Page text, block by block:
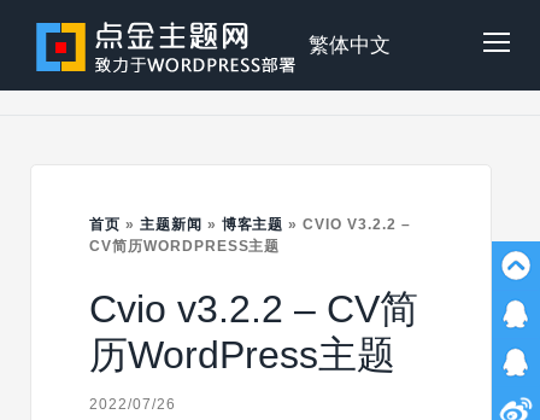
content
点
主
题
繁体中文
首页 » 主题新闻 » 博客主题 »CVIO V3.2.2 –
CV简历WORDPRESS主题
Cvio v3.2.2 – CV简
历WordPress主题
2022/07/26